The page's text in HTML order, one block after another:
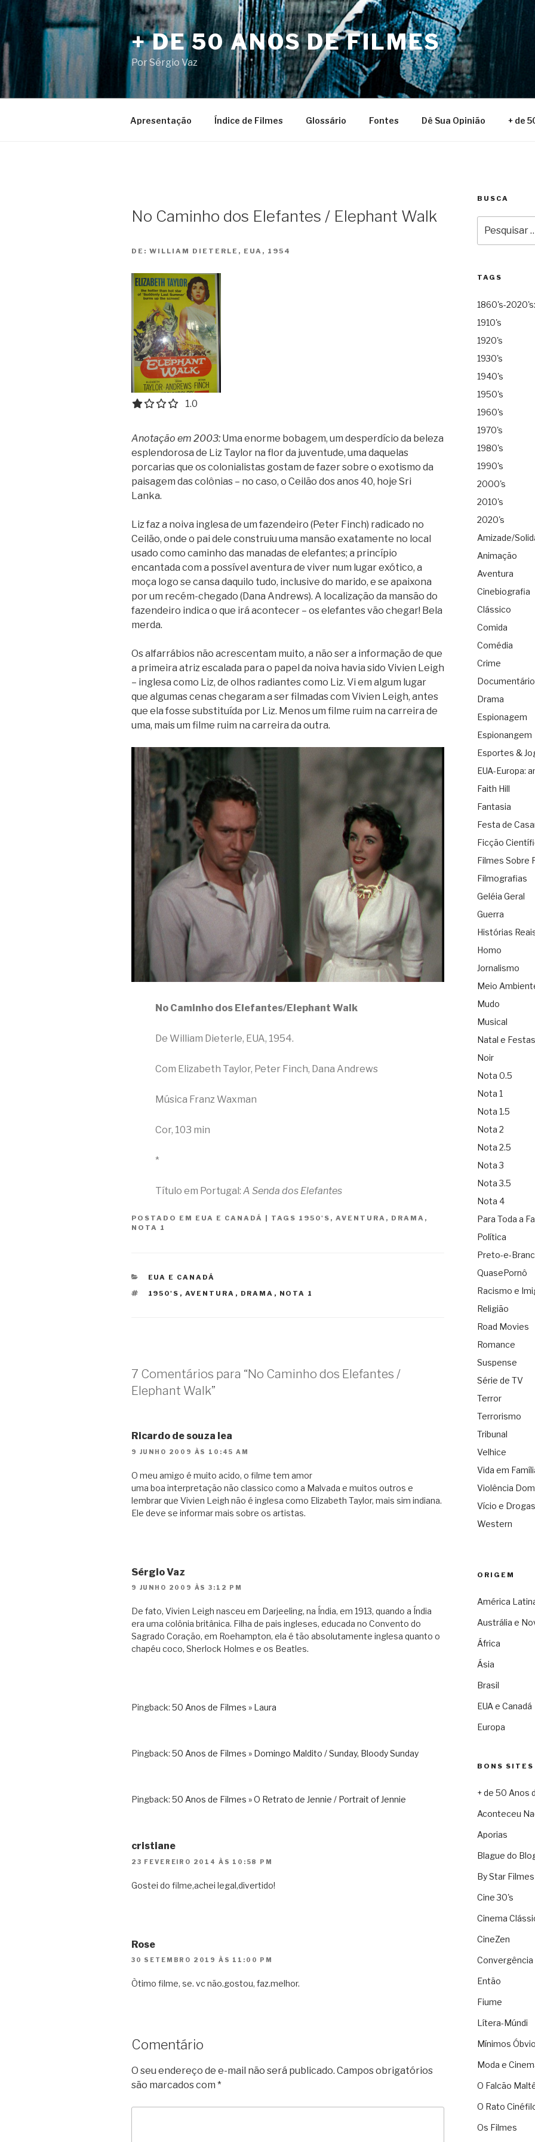
para
o
conteúdo
+ DE 50 ANOS DE FILMES
Por Sérgio Vaz
Apresentação Índice de Filmes Glossário Fontes Dê Sua Opinião + de
No Caminho dos Elefantes / Elephant Walk
DE: WILLIAM DIETERLE, EUA, 1954
1.0 out of 5.0 stars
1.0
Anotação em 2003: Uma enorme bobagem, um desperdício da beleza
esplendorosa de Liz Taylor na flor da juventude, uma daquelas
porcarias que os colonialistas gostam de fazer sobre o exotismo da
paisagem das colônias – no caso, o Ceilão dos anos 40, hoje Sri
Lanka.
Liz faz a noiva inglesa de um fazendeiro (Peter Finch) radicado no
Ceilão, onde o pai dele construiu uma mansão exatamente no local
usado como caminho das manadas de elefantes; a princípio
encantada com a possível aventura de viver num lugar exótico, a
moça logo se cansa daquilo tudo, inclusive do marido, e se apaixona
por um recém-chegado (Dana Andrews). A localização da mansão do
fazendeiro indica o que irá acontecer – os elefantes vão chegar! Bela
merda.
Os alfarrábios não acrescentam muito, a não ser a informação de que
a primeira atriz escalada para o papel da noiva havia sido Vivien Leigh
– inglesa como Liz, de olhos radiantes como Liz. Vi em algum lugar
que algumas cenas chegaram a ser filmadas com Vivien Leigh, antes
que ela fosse substituída por Liz. Menos um filme ruim na carreira de
uma, mais um filme ruim na carreira da outra.
No Caminho dos Elefantes/Elephant Walk
De William Dieterle, EUA, 1954.
Com Elizabeth Taylor, Peter Finch, Dana Andrews
Música Franz Waxman
Cor, 103 min
*
Título em Portugal: A Senda dos Elefantes
POSTADO EM EUA E CANADÁ | TAGS 1950'S , AVENTURA , DRAMA ,
NOTA 1
CATEGORIAS
EUA E CANADÁ
TAGS
1950'S , AVENTURA , DRAMA , NOTA 1
7 Comentários para “No Caminho dos Elefantes /
Elephant Walk”
Ricardo de souza lea
9 JUNHO 2009 ÀS 10:45 AM
O meu amigo é muito acido, o filme tem amor
uma boa interpretação não classico como a Malvada e muitos outros e
lembrar que Vivien Leigh não é inglesa como Elizabeth Taylor, mais sim indiana.
Ele deve se informar mais sobre os artistas.
Sérgio Vaz
9 JUNHO 2009 ÀS 3:12 PM
De fato, Vivien Leigh nasceu em Darjeeling, na Índia, em 1913, quando a Índia
era uma colônia britânica. Filha de pais ingleses, educada no Convento do
Sagrado Coração, em Roehampton, ela é tão absolutamente inglesa quanto o
chapéu coco, Sherlock Holmes e os Beatles.
Pingback: 50 Anos de Filmes » Laura
Pingback: 50 Anos de Filmes » Domingo Maldito / Sunday, Bloody Sunday
Pingback: 50 Anos de Filmes » O Retrato de Jennie / Portrait of Jennie
cristiane
23 FEVEREIRO 2014 ÀS 10:58 PM
Gostei do filme,achei legal,divertido!
Rose
30 SETEMBRO 2019 ÀS 11:00 PM
Òtimo filme, se. vc não.gostou, faz.melhor.
Comentário
O seu endereço de e-mail não será publicado. Campos obrigatórios
são marcados com *
BUSCA
por:
TAGS
1860's-
1910's
1920's
1930's
1940's
1950's
1960's
1970's
1980's
1990's
2000's
2010's
2020's
Amizade/
Animação
Aventura
Cinebiografia
Clássico
Comida
Comédia
Crime
Documentário
Drama
Espionagem
Espionangem
Esportes &
EUA-Europa:
Faith Hill
Fantasia
Festa de
Ficção
Filmes Sobre
Filmografias
Geléia Geral
Guerra
Histórias
Homo
Jornalismo
Meio
Mudo
Musical
Natal e Festas
Noir
Nota 0.5
Nota 1
Nota 1.5
Nota 2
Nota 2.5
Nota 3
Nota 3.5
Nota 4
Para Toda a
Política
Preto-e-
QuasePornô
Racismo e
Religião
Road Movies
Romance
Suspense
Série de TV
Terror
Terrorismo
Tribunal
Velhice
Vida em
Violência
Vício e Drogas
Western
ORIGEM
América
Austrália e
África
Ásia
Brasil
EUA e Canadá
Europa
BONS SITES
+ de 50 Anos
Aconteceu
Aporias
Blague do
By Star Filmes
Cine 30's
Cinema
CineZen
Convergência
Então
Fiume
Lítera-Múndi
Mínimos
Moda e
O Falcão
O Rato
Os Filmes